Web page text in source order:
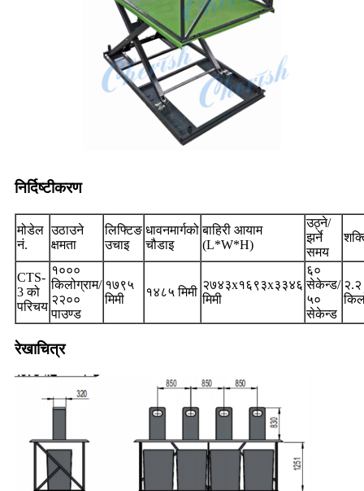
निर्दिष्टीकरण
मोडेल
नं.
उठाउने
क्षमता
लिफ्टिङ
उचाइ
धावनमार्गको
चौडाइ
बाहिरी आयाम
(L*W*H)
उठ्ने/
झर्ने
समय
CTS-
3 को
परिचय
१०००
किलोग्राम/
२२००
पाउण्ड
१७९५
मिमी
१४८५ मिमी
२७४३x१६९३x३३४६
मिमी
६०
सेकेन्ड/
५०
सेकेन्ड
२.२
रेखाचित्र